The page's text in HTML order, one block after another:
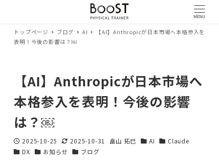
MENU
トップページ ブログ AI
【AI】Anthropicが日本市場へ本格参入を
表明！今後の影響は？￼
【AI】Anthropicが日本市場へ
本格参入を表明！今後の影響
は？￼
投稿日
2025-10-25
更新日
2025-10-31
著
畠山 拓巳
カテゴリー
AI
カテゴリー
Claude
カテゴリー
DX
カテゴリー
お知らせ
カテゴリー
ブログ